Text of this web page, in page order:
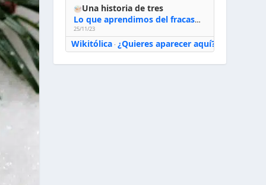
Una historia de tres
Lo que aprendimos del fracaso al emprender
25/11/23
Wikitólica· ¿Quieres aparecer aquí?